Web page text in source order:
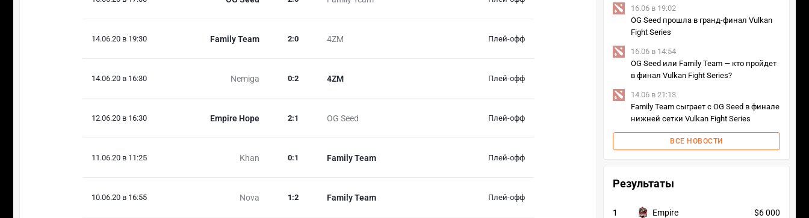
14.06.20 в 19:30 Family Team 4ZM
2:0 Плей-офф
14.06.20 в 16:30 Nemiga 4ZM
0:2 Плей-офф
12.06.20 в 16:30 Empire Hope OG Seed
2:1 Плей-офф
11.06.20 в 11:25 Khan Family Team
0:1 Плей-офф
10.06.20 в 16:55 Nova Family Team
1 :2 Плей-офф
16.06 в 19:02
OG Seed прошла в гранд-финал Vulkan
Fight Series
16.06 в 14:54
OG Seed или Family Team — кто пройдет
в финал Vulkan Fight Series?
14.06 в 21:13
Family Team сыграет с OG Seed в финале
нижней сетки Vulkan Fight Series
ВСЕ НОВОСТИ
Результаты
1 Empire $6 000